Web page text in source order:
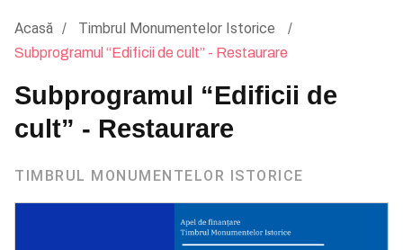
Acasă Timbrul Monumentelor Istorice
Subprogramul “Edificii de cult” - Restaurare
Subprogramul “Edificii de
cult” - Restaurare
TIMBRUL MONUMENTELOR ISTORICE